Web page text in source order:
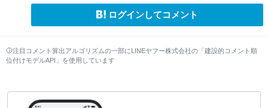
ログインしてコメント
注目コメント算出アルゴリズムの一部にLINEヤフー株式会社の「建設的コメント順
位付けモデルAPI」を使用しています